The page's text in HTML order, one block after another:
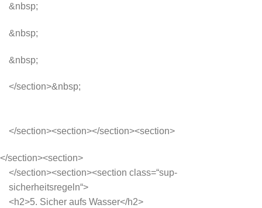
&nbsp;
&nbsp;
&nbsp;
</section>&nbsp;
</section><section></section><section>
</section><section>
</section><section><section class=“sup-
sicherheitsregeln“>
<h2>5. Sicher aufs Wasser</h2>